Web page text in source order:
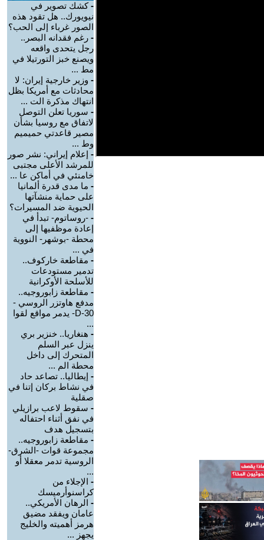
-كشك تصوير في
نيويورك.. هل تقود هذه
الصور غرباء إلى الحب؟
- رغم فقدانه البصر..
رجل يتحدى واقعه
ويصنع خبز التورتيلا في
مط ...
- وزير خارجية إيران: لا
محادثات مع أمريكا بظل
انتهاك مذكرة الت ...
- سوريا تعلن التوصل
لاتفاق مع روسيا بشأن
مصير قاعدتي حميميم
وط ...
- إعلام إيراني: نشر صور
للمرشد الأعلى مجتبى
خامنئي في أماكن عا ...
- ما مدى قدرة ألمانيا
على حماية منشآتها
الحيوية ضد المسيرات؟
- -روساتوم- تبدأ في
إعادة موظفيها إلى
محطة -بوشهر- النووية
في ...
- مقاطعة خاركوف..
تدمير مستودعات
للأسلحة الأوكرانية
- مقاطعة زابوروجيه..
مدفع هاوتزر الروسي -
D-30- يدمر مواقع لقوا
...
- هنغاريا.. خنزير بري
ينزل عبر السلم
المتحرك إلى داخل
محطة الم ...
- إيطاليا.. تصاعد حاد
في نشاط بركان إتنا في
صقلية
- سقوط لاعب برازيلي
في نفق أثناء احتفاله
بتسجيل هدف
- مقاطعة زابوروجيه..
مجموعة قوات -الشرق-
الروسية تدمر معقلا أو
...
- الإجلاء من
كراسنوأرميسك
- الرهان الأمريكي..
عامان ويفقد مضيق
هرمز أهميته والخليج
يجهز ...